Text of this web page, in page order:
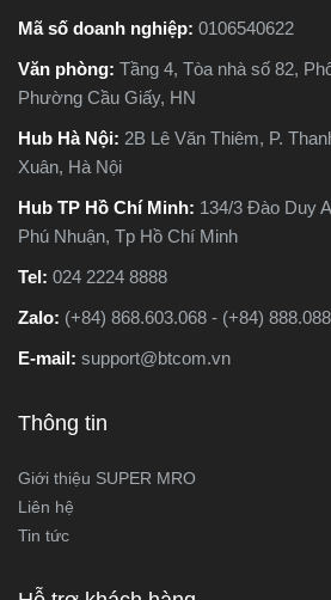
giúp bạn hiểu rõ sự khác
điểm và tư vấn chọn lựa
loại máy phù hợp nhất với
nhu cầu sử dụng thực tế.
Mã số doanh nghiệp: 0106540622
Văn phòng: Tầng 4, Tòa nhà số 82,
Phường Cầu Giấy, HN
Hub Hà Nội: 2B Lê Văn Thiêm, P.
Xuân, Hà Nội
Hub TP Hồ Chí Minh: 134/3 Đào Duy
Phú Nhuận, Tp Hồ Chí Minh
Tel: 024 2224 8888
Zalo: (+84) 868.603.068 - (+84)
E-mail: support@btcom.vn
Thông tin
Giới thiệu SUPER MRO
Liên hệ
Tin tức